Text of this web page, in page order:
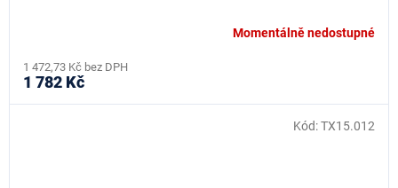
Momentálně nedostupné
1 472,73 Kč bez DPH
1 782 Kč
Kód:TX15.012